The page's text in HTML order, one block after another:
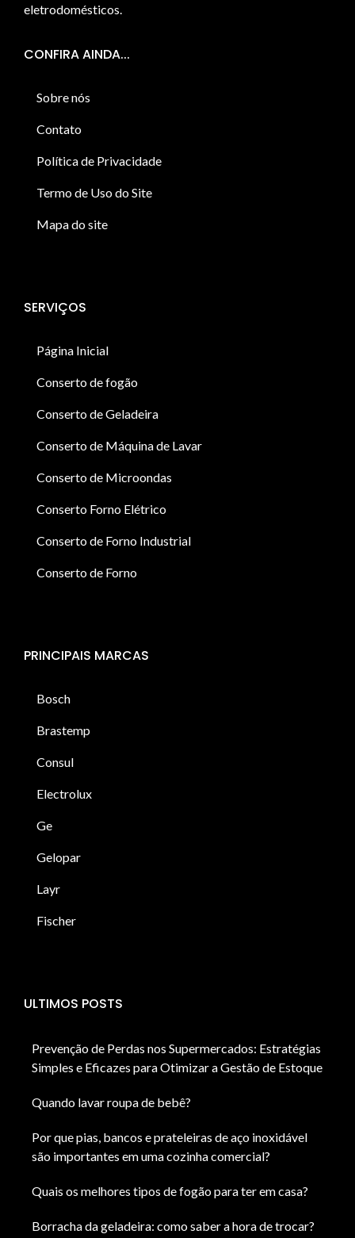
eletrodomésticos.
CONFIRA AINDA...
Sobre nós
Contato
Política de Privacidade
Termo de Uso do Site
Mapa do site
SERVIÇOS
Página Inicial
Conserto de fogão
Conserto de Geladeira
Conserto de Máquina de Lavar
Conserto de Microondas
Conserto Forno Elétrico
Conserto de Forno Industrial
Conserto de Forno
PRINCIPAIS MARCAS
Bosch
Brastemp
Consul
Electrolux
Ge
Gelopar
Layr
Fischer
ULTIMOS POSTS
Prevenção de Perdas nos Supermercados: Estratégias
Simples e Eficazes para Otimizar a Gestão de Estoque
Quando lavar roupa de bebê?
Por que pias, bancos e prateleiras de aço inoxidável
são importantes em uma cozinha comercial?
Quais os melhores tipos de fogão para ter em casa?
Borracha da geladeira: como saber a hora de trocar?